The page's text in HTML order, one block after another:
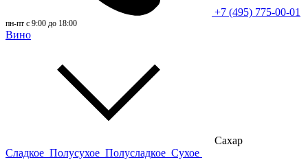
+7 (495) 775-00-01
пн-пт с 9:00 до 18:00
Вино
Сахар
Сладкое Полусухое Полусладкое Сухое